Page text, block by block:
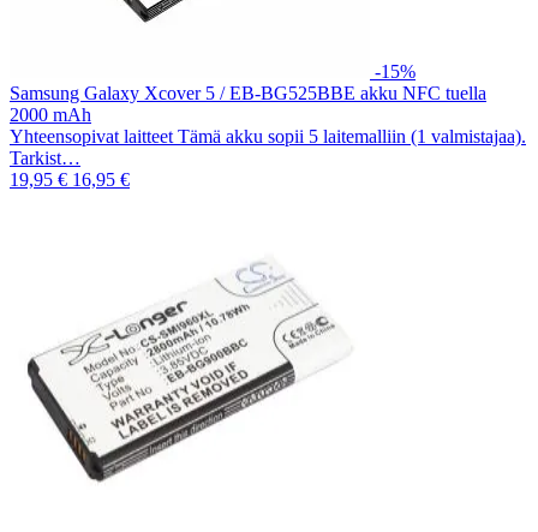
-15%
Samsung Galaxy Xcover 5 / EB-BG525BBE akku NFC tuella
2000 mAh
Yhteensopivat laitteet Tämä akku sopii 5 laitemalliin (1 valmistajaa).
Tarkist…
19,95 € 16,95 €